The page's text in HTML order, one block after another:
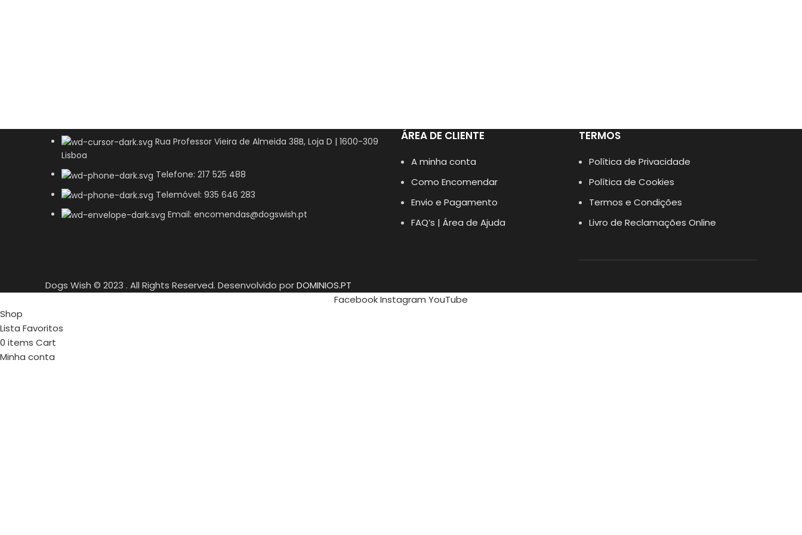
Rua Professor Vieira de Almeida 38B, Loja D | 1600-309
Lisboa
Telefone: 217 525 488
Telemóvel: 935 646 283
Email: encomendas@dogswish.pt
ÁREA DE CLIENTE
A minha conta
Como Encomendar
Envio e Pagamento
FAQ’s | Área de Ajuda
TERMOS
Política de Privacidade
Política de Cookies
Termos e Condições
Livro de Reclamações Online
Dogs Wish © 2023 . All Rights Reserved. Desenvolvido porDOMINIOS.PT
FacebookInstagram YouTube
Shop
Lista Favoritos
0 items Cart
Minha conta